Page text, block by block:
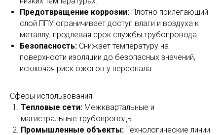
Предотвращение коррозии: Плотно прилегающий
слой ППУ ограничивает доступ влаги и воздуха к
металлу, продлевая срок службы трубопровода.
Безопасность: Снижает температуру на
поверхности изоляции до безопасных значений,
исключая риск ожогов у персонала.
Сферы использования:
Тепловые сети: Межквартальные и
магистральные трубопроводы.
Промышленные объекты: Технологические линии